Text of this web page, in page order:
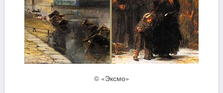
© «Эксмо»